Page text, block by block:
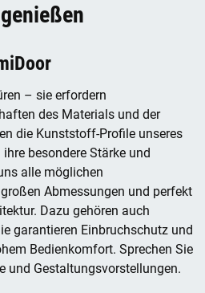
– sie erfordern
des Materials und der
die Kunststoff-Profile unseres
besondere Stärke und
alle möglichen
Abmessungen und perfekt
Dazu gehören auch
garantieren Einbruchschutz und
Bedienkomfort. Sprechen Sie
und Gestaltungsvorstellungen.